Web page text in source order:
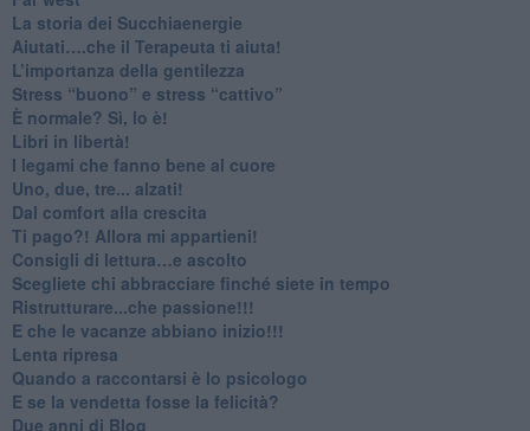
​La storia dei Succhiaenergie
​Aiutati….che il Terapeuta ti aiuta!
​L’importanza della gentilezza
​Stress “buono” e stress “cattivo”
​È normale? Sì, lo è!
​Libri in libertà!
​I legami che fanno bene al cuore
Uno, due, tre... alzati!​
​Dal comfort alla crescita
​Ti pago?! Allora mi appartieni!​
​Consigli di lettura…e ascolto
​Scegliete chi abbracciare finché siete in tempo
​Ristrutturare...che passione!!!
​E che le vacanze abbiano inizio!!!
​Lenta ripresa
​Quando a raccontarsi è lo psicologo
​E se la vendetta fosse la felicità?
​Due anni di Blog